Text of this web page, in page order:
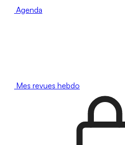
Agenda
Mes revues hebdo